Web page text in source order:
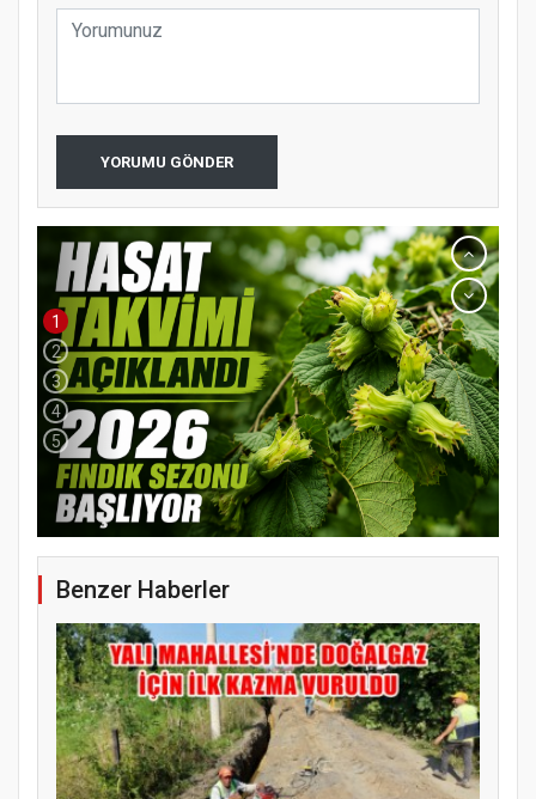
YORUMU GÖNDER
YENİ PARTİ TERME İLÇE BAŞKANLIĞINDA
1
2
3
4
5
Benzer Haberler